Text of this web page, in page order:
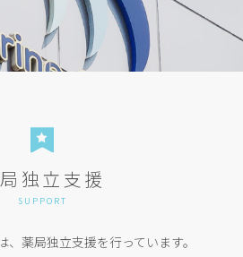
独立支援
SUPPORT
、薬局独立支援を行っています。